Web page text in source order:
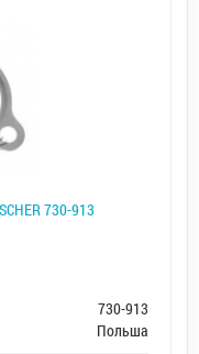
730-913
730-913
Польша